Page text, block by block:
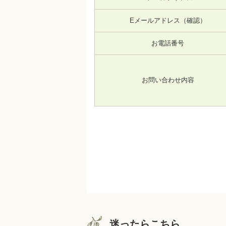
Eメールアドレス（確認）
お電話番号
お問い合わせ内容